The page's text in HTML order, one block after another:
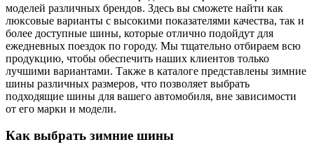
моделей различных брендов. Здесь вы сможете найти как
люксовые варианты с высокими показателями качества, так и
более доступные шины, которые отлично подойдут для
ежедневных поездок по городу. Мы тщательно отбираем всю
продукцию, чтобы обеспечить наших клиентов только
лучшими вариантами. Также в каталоге представлены зимние
шины различных размеров, что позволяет выбрать
подходящие шины для вашего автомобиля, вне зависимости
от его марки и модели.
Как выбрать зимние шины